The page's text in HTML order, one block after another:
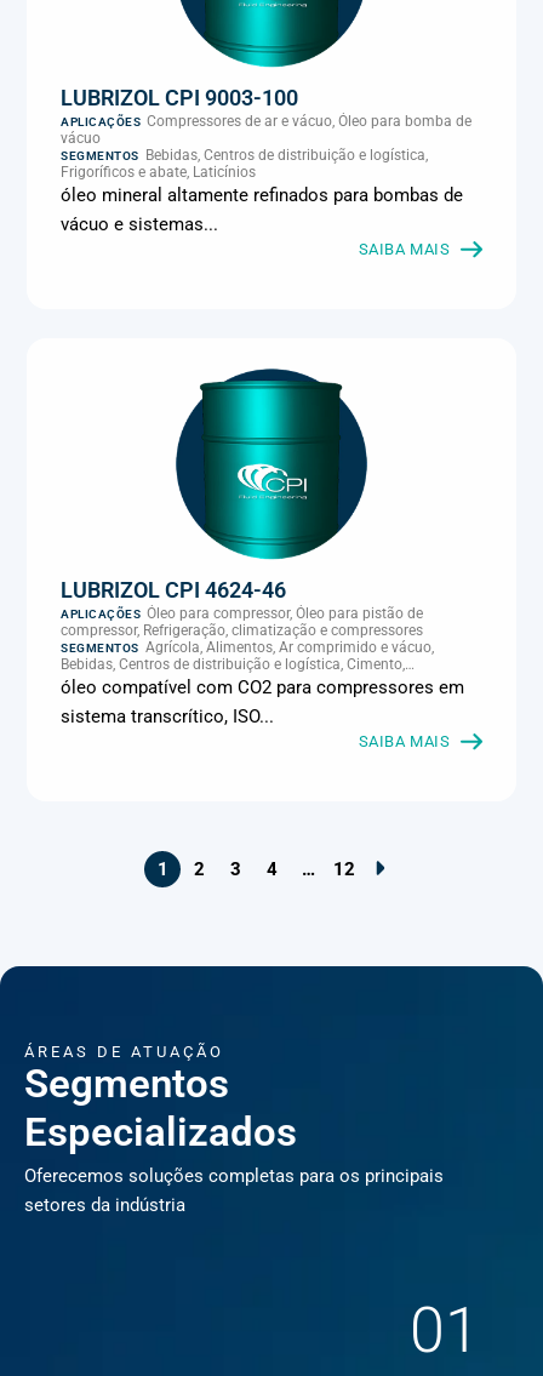
LUBRIZOL CPI 9003-100
APLICAÇÕES Compressores de ar e vácuo, Óleo para bomba de
vácuo
SEGMENTOS
Bebidas, Centros de distribuição e logística,
Frigoríficos e abate, Laticínios
óleo mineral altamente refinados para bombas de
vácuo e sistemas...
SAIBA MAIS
LUBRIZOL CPI 4624-46
APLICAÇÕES Óleo para compressor, Óleo para pistão de
compressor, Refrigeração, climatização e compressores
SEGMENTOS Agrícola, Alimentos, Ar comprimido e vácuo,
Bebidas, Centros de distribuição e logística, Cimento,
Climatização e HVAC, Data center, Eletroeletrônica, Embalagens
e latas, Energia (geração), Eólico, Farmacêutica e cosmética,
Frigoríficos e abate, Laticínios, Madeira e móveis,
Metalmecânica, Metalurgia e fundição, Mineração, MRO e
manutenção industrial, Naval e portuário, Panificação, Papel e
óleo compatível com CO2 para compressores em
sistema transcrítico, ISO...
SAIBA MAIS
1 2 3 4 … 12
ÁREAS DE ATUAÇÃO
Segmentos
Especializados
Oferecemos soluções completas para os principais
setores da indústria
01